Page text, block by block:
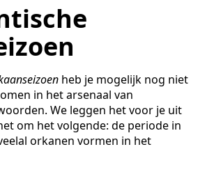
heb je mogelijk nog niet
in het arsenaal van
We leggen het voor je uit
om het volgende: de periode in
orkanen vormen in het